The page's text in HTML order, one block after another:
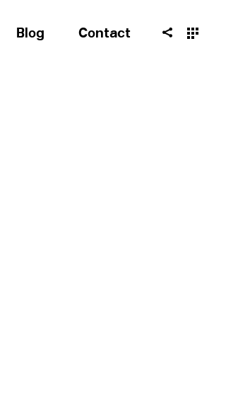
Blog Contact